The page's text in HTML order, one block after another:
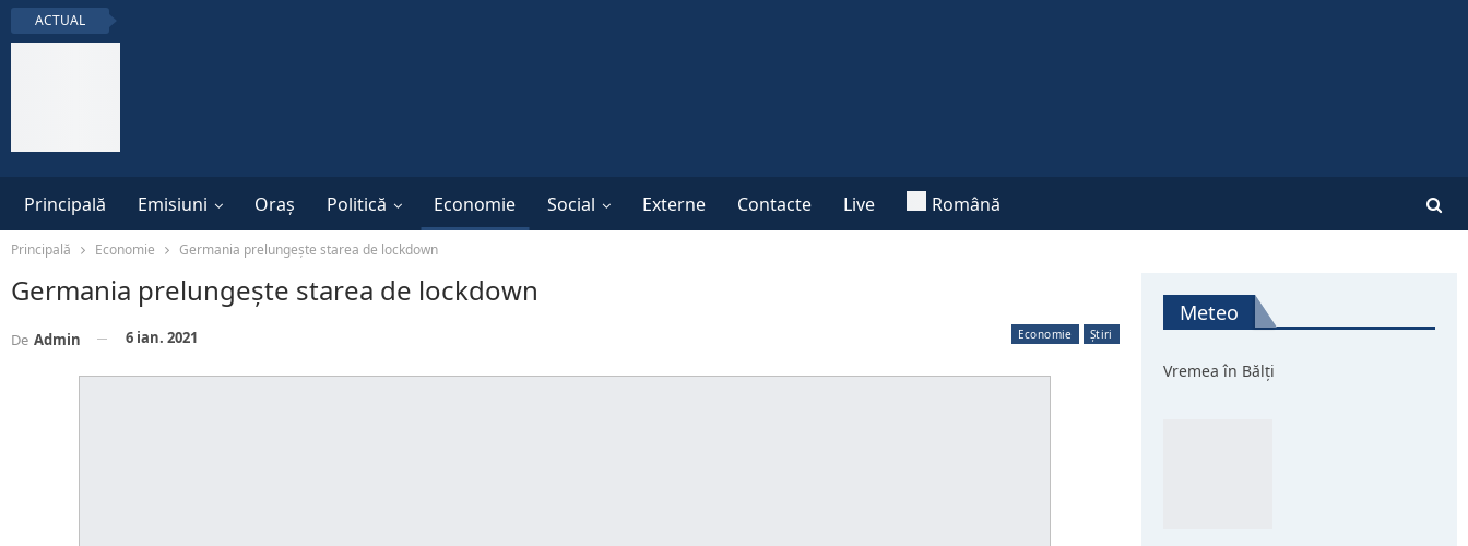
ACTUAL
Principală Emisiuni Oraș Politică Economie Social Externe Contacte Live Română
Principală Economie Germania prelungeşte starea de lockdown
Germania prelungeşte starea de lockdown
Economie Știri
De Admin 6 ian. 2021
Meteo
Vremea în Bălți